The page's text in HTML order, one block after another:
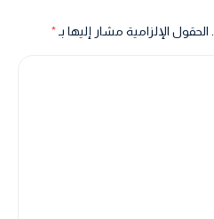
الحقول الإلزامية مشار إليها بـ*